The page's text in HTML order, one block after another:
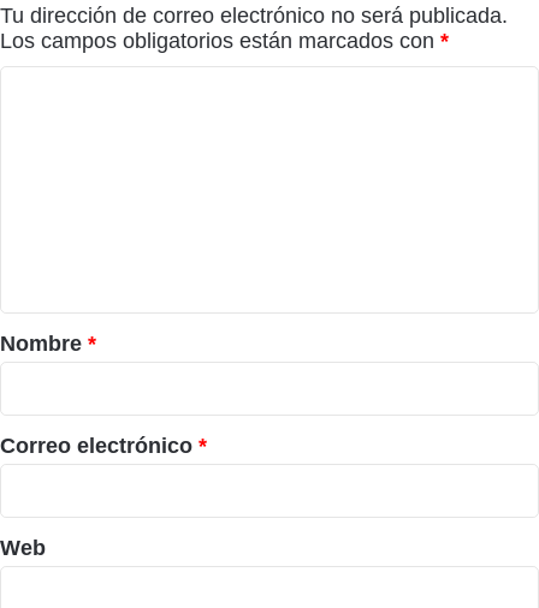
Tu dirección de correo electrónico no será publicada.
Los campos obligatorios están marcados con *
r
i
o
*
Nombre *
Correo electrónico *
Web